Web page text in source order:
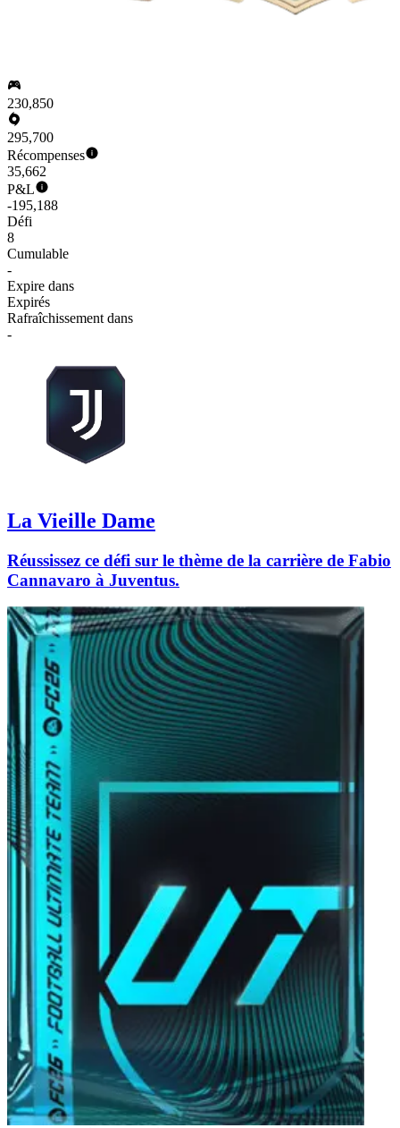
230,850
295,700
Récompenses
35,662
P&L
-195,188
Défi
8
Cumulable
-
Expire dans
Expirés
Rafraîchissement dans
-
La Vieille Dame
Réussissez ce défi sur le thème de la carrière de Fabio
Cannavaro à Juventus.